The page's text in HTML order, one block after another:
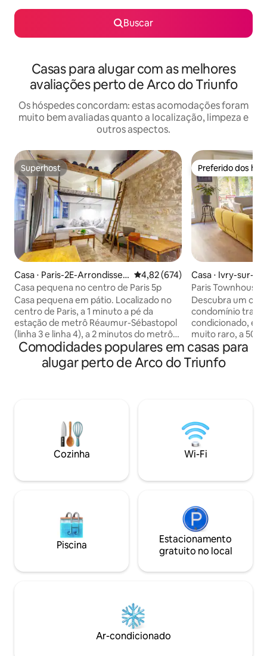
Buscar
Casas para alugar com as melhores
avaliações perto de Arco do Triunfo
Os hóspedes concordam: estas acomodações foram
muito bem avaliadas quanto a localização, limpeza e
outros aspectos.
Superhost
Superhost
Casa ⋅ Paris-2E-Arrondisse
ment
4,82 de uma avaliação média de
4,82 (674)
Casa pequena no centro de Paris 5p
Casa pequena em pátio. Localizado no
centro de Paris, a 1 minuto a pé da
estação de metrô Réaumur-Sébastopol
(linha 3 e linha 4), a 2 minutos do metrô
Strasbourg-Saint-Denis (linha 8, linha 9)
e 5 minutos da estação de metrô Arts et
Métiers (linha 11). Na interseção do 2º, 3º
l 'Est (10min) Caminhando pelo bairro e
em suas passagens cobertas, você
encontrará restaurantes muito bons,
bares, um mercado de produtos frescos
pode precisar(padaria, açougue,
cheese maker...), bem como muitos
Boulevard, você estará a poucos passos
do Marais, Les Halles, Rue Montorgueil, o
République.. E com acesso direto a
Bastille... Você vai encontrar muitos
museus, monumentos históricos, lojas e
caminhadas para fazer. Casa totalmente
renovada. Os hóspedes podem
Preferido dos
Preferido dos
Casa ⋅ Ivry-sur-
Paris Townhouse,
Descubra um
condomínio
condicionado,
muito raro, a 500
com ar-
(camas de casal
banheiros,
arrondissement
pé, transporte
de distância
Roupa de cama
fornecidos.
Comodidades populares em casas para
alugar perto de Arco do Triunfo
Cozinha Wi-Fi
Piscina
Estacionamento
gratuito no local
Ar-condicionado